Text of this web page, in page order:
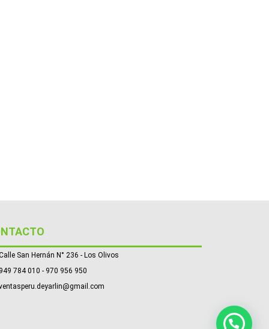
San Hernán N° 236 - Los Olivos
949 784 010 - 970 956 950